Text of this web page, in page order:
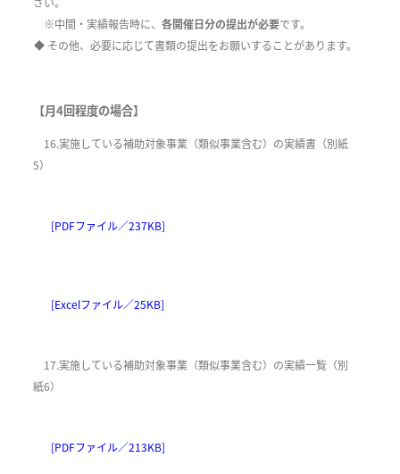
※中間・実績報告時に、 各開催日分の提出が必要です。
◆ その他、必要に応じて書類の提出をお願いすることがあります。
【月4回程度の場合】
16.実施している補助対象事業（類似事業含む）の実績書（別紙
5）
[PDFファイル／237KB]
[Excelファイル／25KB]
17.実施している補助対象事業（類似事業含む）の実績一覧（別
紙6）
[PDFファイル／213KB]